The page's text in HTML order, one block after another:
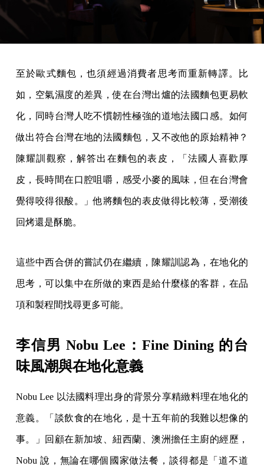
至於歐式麵包，也須經過消費者思考而重新轉譯。比
如，空氣濕度的差異，使在台灣出爐的法國麵包更易軟
化，同時台灣人吃不慣韌性極強的道地法國口感。如何
做出符合台灣在地的法國麵包，又不改他的原始精神？
陳耀訓觀察，解答出在麵包的表皮，「法國人喜歡厚
皮，長時間在口腔咀嚼，感受小麥的風味，但在台灣會
覺得咬得很酸。」他將麵包的表皮做得比較薄，受潮後
回烤還是酥脆。
這些中西合併的嘗試仍在繼續，陳耀訓認為，在地化的
思考，可以集中在所做的東西是給什麼樣的客群，在品
項和製程間找尋更多可能。
李信男 Nobu Lee：Fine Dining 的台
味風潮與在地化意義
Nobu Lee 以法國料理出身的背景分享精緻料理在地化的
意義。「談飲食的在地化，是十五年前的我難以想像的
事。」回顧在新加坡、紐西蘭、澳洲擔任主廚的經歷，
Nobu 說，無論在哪個國家做法餐，談得都是「道不道